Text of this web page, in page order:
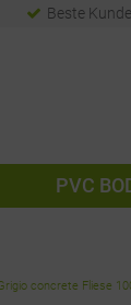
Beste
PVC
concrete Fliese